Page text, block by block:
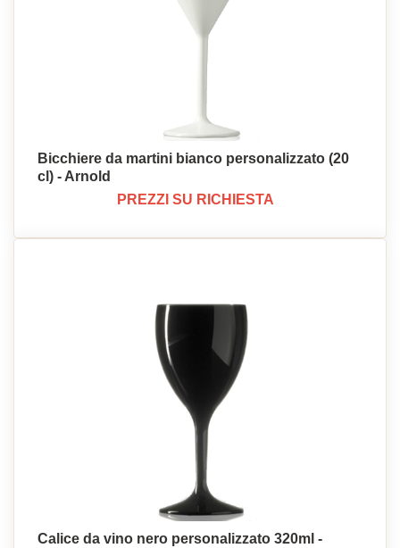
Bicchiere da martini bianco personalizzato (20
cl) - Arnold
PREZZI SU RICHIESTA
Calice da vino nero personalizzato 320ml -